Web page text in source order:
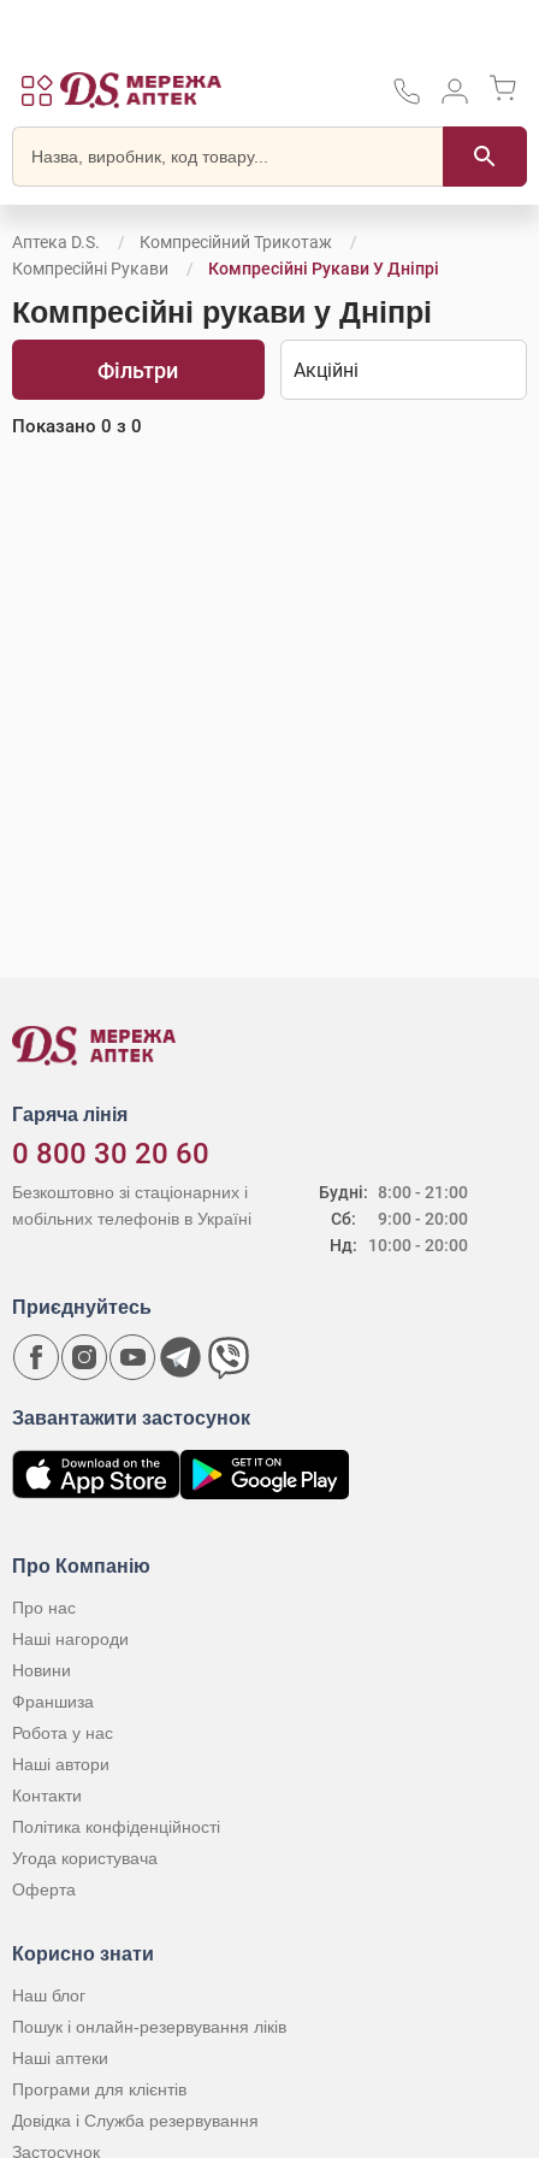
Аптека D.S.
Компресійний Трикотаж
Компресійні Рукави
Компресійні Рукави У Дніпрі
Компресійні рукави у Дніпрі
Фільтри
Показано 0 з 0
Гаряча лінія
0 800 30 20 60
Будні:
Сб:
Нд:
8:00 - 21:00
9:00 - 20:00
10:00 - 20:00
Безкоштовно зі стаціонарних і
мобільних телефонів в Україні
Про Компанію
Про нас
Наші нагороди
Новини
Франшиза
Робота у нас
Наші автори
Контакти
Політика конфіденційності
Угода користувача
Оферта
Корисно знати
Наш блог
Пошук і онлайн-резервування ліків
Наші аптеки
Програми для клієнтів
Довідка і Служба резервування
Застосунок
Завантажити застосунок
Приєднуйтесь